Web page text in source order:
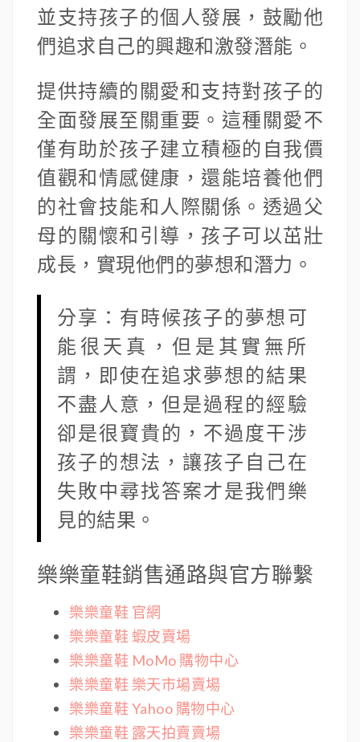
並支持孩子的個人發展，鼓勵他
們追求自己的興趣和激發潛能。
提供持續的關愛和支持對孩子的
全面發展至關重要。這種關愛不
僅有助於孩子建立積極的自我價
值觀和情感健康，還能培養他們
的社會技能和人際關係。透過父
母的關懷和引導，孩子可以茁壯
成長，實現他們的夢想和潛力。
分享：有時候孩子的夢想可
能很天真，但是其實無所
謂，即使在追求夢想的結果
不盡人意，但是過程的經驗
卻是很寶貴的，不過度干涉
孩子的想法，讓孩子自己在
失敗中尋找答案才是我們樂
見的結果。
樂樂童鞋銷售通路與官方聯繫
樂樂童鞋 官網
樂樂童鞋 蝦皮賣場
樂樂童鞋 MoMo 購物中心
樂樂童鞋 樂天市場賣場
樂樂童鞋 Yahoo 購物中心
樂樂童鞋 露天拍賣賣場